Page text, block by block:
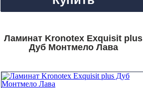
Ламинат Kronotex Exquisit plus
Дуб Монтмело Лава